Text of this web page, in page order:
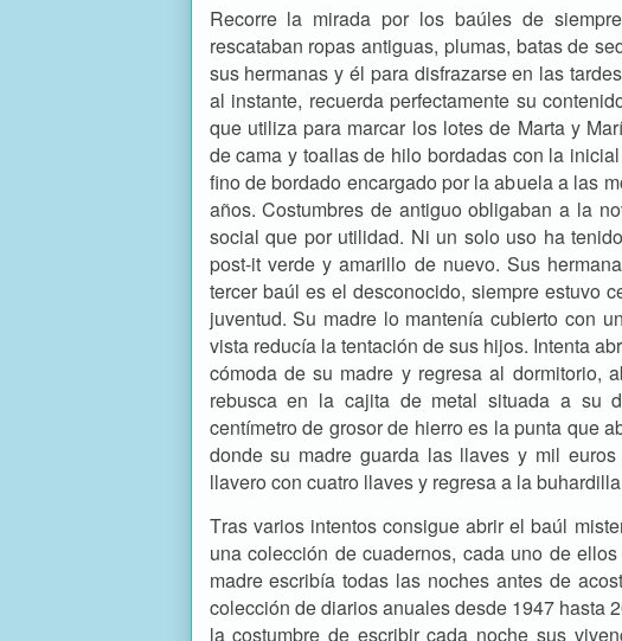
Recorre la mirada por los baúles de
rescataban ropas antiguas, plumas, batas de
sus hermanas y él para disfrazarse en las
al instante, recuerda perfectamente su
que utiliza para marcar los lotes de Marta y
de cama y toallas de hilo bordadas con la
fino de bordado encargado por la abuela a las
años. Costumbres de antiguo obligaban a la
social que por utilidad. Ni un solo uso ha
post-it verde y amarillo de nuevo. Sus
tercer baúl es el desconocido, siempre estuvo
juventud. Su madre lo mantenía cubierto con
vista reducía la tentación de sus hijos. Intenta
cómoda de su madre y regresa al dormitorio,
rebusca en la cajita de metal situada a su
centímetro de grosor de hierro es la punta que
donde su madre guarda las llaves y mil
llavero con cuatro llaves y regresa a la
Tras varios intentos consigue abrir el baúl
una colección de cuadernos, cada uno de
madre escribía todas las noches antes de
colección de diarios anuales desde 1947 hasta
la costumbre de escribir cada noche sus